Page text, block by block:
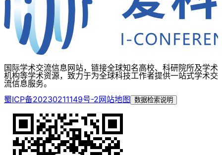
国际学术交流信息网站，链接全球知名高校、科研院所及学术
机构等学术资源，致力于为全球科技工作者提供一站式学术交
流信息服务。
蜀ICP备20230211149号-2网站地图 数据检索说明